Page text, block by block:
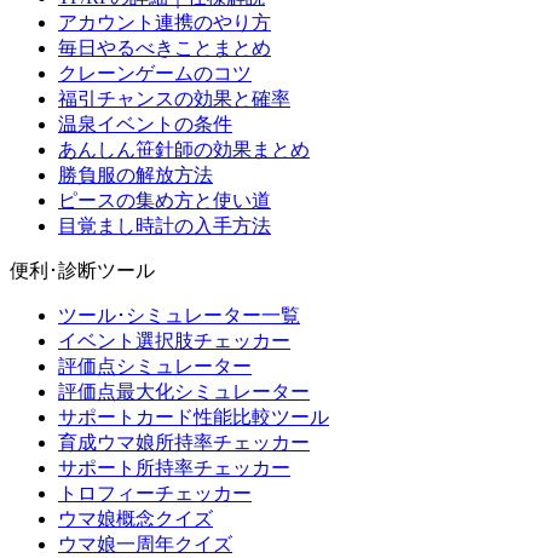
アカウント連携のやり方
毎日やるべきことまとめ
クレーンゲームのコツ
福引チャンスの効果と確率
温泉イベントの条件
あんしん笹針師の効果まとめ
勝負服の解放方法
ピースの集め方と使い道
目覚まし時計の入手方法
便利･診断ツール
ツール･シミュレーター一覧
イベント選択肢チェッカー
評価点シミュレーター
評価点最大化シミュレーター
サポートカード性能比較ツール
育成ウマ娘所持率チェッカー
サポート所持率チェッカー
トロフィーチェッカー
ウマ娘概念クイズ
ウマ娘一周年クイズ